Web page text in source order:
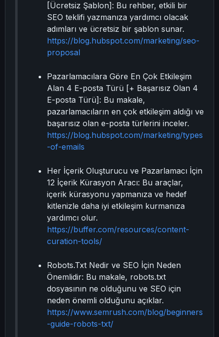
[Ücretsiz Şablon]: Bu rehber, etkili bir
SEO teklifi yazmanıza yardımcı olacak
adımları ve ücretsiz bir şablon sunar.
https://blog.hubspot.com/marketing/seo-
proposal
Pazarlamacılara Göre En Çok Etkileşim
Alan 4 E-posta Türü [+ Başarısız Olan 4
E-posta Türü]: Bu makale,
pazarlamacıların en çok etkileşim aldığı ve
başarısız olan e-posta türlerini inceler.
https://blog.hubspot.com/marketing/types
-of-emails
Her İçerik Oluşturucu ve Pazarlamacı İçin
12 İçerik Kürasyon Aracı: Bu araçlar,
içerik kürasyonu yapmanıza ve hedef
kitlenizle daha iyi etkileşim kurmanıza
yardımcı olur.
https://buffer.com/resources/content-
curation-tools/
Robots.Txt Nedir ve SEO İçin Neden
Önemlidir: Bu makale, robots.txt
dosyasının ne olduğunu ve SEO için
neden önemli olduğunu açıklar.
https://www.semrush.com/blog/beginners
-guide-robots-txt/